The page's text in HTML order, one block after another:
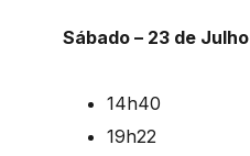
Sábado – 23 de Julho
14h40
19h22